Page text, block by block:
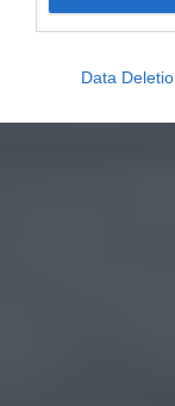
Data